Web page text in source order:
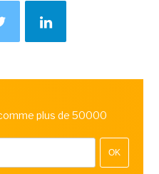
plus de 50000
OK